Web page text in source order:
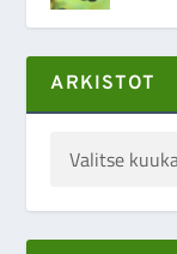
ARKISTOT